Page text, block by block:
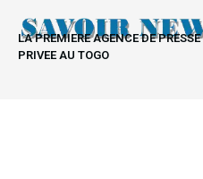
contenu
LA PREMIERE AGENCE DE PRESSE
PRIVEE AU TOGO